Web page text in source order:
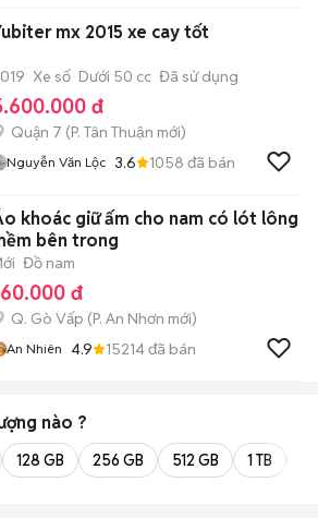
mx 2015 xe cay tốt
Xe số Dưới 50 cc Đã sử dụng
đ
Quận 7 (P. Tân Thuận mới)
Nguyễn Văn Lộc 3.6 1058 đã bán
khoác giữ ấm cho nam có lót lông
bên trong
Đồ nam
đ
Q. Gò Vấp (P. An Nhơn mới)
An Nhiên 4.9 15214đã bán
nào ?
128 GB 256 GB 512 GB 1 TB